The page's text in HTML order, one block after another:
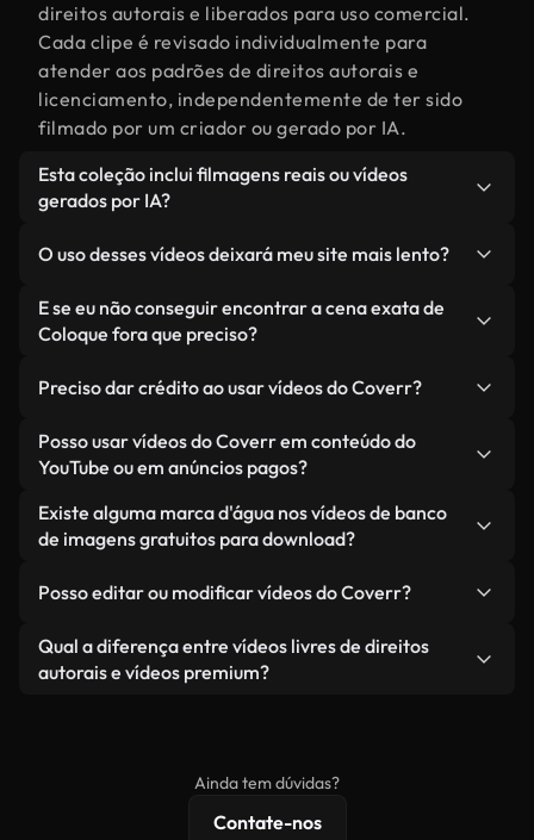
direitos autorais e liberados para uso comercial.
Cada clipe é revisado individualmente para
atender aos padrões de direitos autorais e
licenciamento, independentemente de ter sido
filmado por um criador ou gerado por IA.
Esta coleção inclui filmagens reais ou vídeos
gerados por IA?
por filmagens reais, feitas por humanos,
relacionadas a Coloque fora, juntamente com
vídeos gerados por IA. Cada vídeo é claramente
identificado para que você sempre saiba o que
está usando.
O uso desses vídeos deixará meu site mais lento?
Não, se você selecionar nossas versões
otimizadas. Oferecemos formatos leves e prontos
— mantendo a alta qualidade, minimizando os
como LCP.
E se eu não conseguir encontrar a cena exata de
Coloque fora que preciso?
Coverr AI Studio. Basta descrever a cena — como
"Coloque fora ao pôr do sol" — e o Studio gerará
um vídeo personalizado para você em segundos,
alinhado com nossos padrões de licenciamento.
Preciso dar crédito ao usar vídeos do Coverr?
Não é necessário dar crédito. Todos os vídeos em
nossa biblioteca são livres de direitos autorais e
embora isso seja sempre bem-vindo.
Posso usar vídeos do Coverr em conteúdo do
YouTube ou em anúncios pagos?
Sim. Todas as imagens de arquivo da Coverr
podem ser usadas em vídeos monetizados do
de clientes — desde que você não esteja
como um produto independente.
Existe alguma marca d'água nos vídeos de banco
de imagens gratuitos para download?
reais ou gerados por IA — inclui marcas d'água.
Você recebe imagens limpas e prontas para usar.
Posso editar ou modificar vídeos do Coverr?
Sim. Você pode cortar, recortar ou remixar nossos
vídeos livremente. Apenas certifique-se de que o
Qual a diferença entre vídeos livres de direitos
autorais e vídeos premium?
licenciamento estendidas.
Ainda tem dúvidas?
Contate-nos